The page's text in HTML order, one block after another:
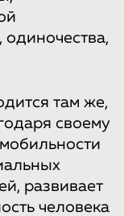
там же,
своему
развивает
человека